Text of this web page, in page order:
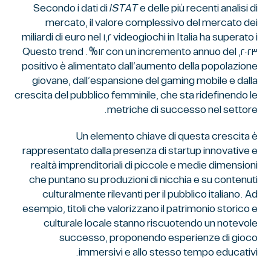
Secondo i dati diISTATe delle più recenti analisi di
mercato, il valore complessivo del mercato dei
videogiochi in Italia ha superato i ١,٢ miliardi di euro nel
٢٠٢٣, con un incremento annuo del ١٢%. Questo trend
positivo è alimentato dall’aumento della popolazione
giovane, dall’espansione del gaming mobile e dalla
crescita del pubblico femminile, che sta ridefinendo le
metriche di successo nel settore.
Un elemento chiave di questa crescita è
rappresentato dalla presenza di startup innovative e
realtà imprenditoriali di piccole e medie dimensioni
che puntano su produzioni di nicchia e su contenuti
culturalmente rilevanti per il pubblico italiano. Ad
esempio, titoli che valorizzano il patrimonio storico e
culturale locale stanno riscuotendo un notevole
successo, proponendo esperienze di gioco
immersivi e allo stesso tempo educativi.